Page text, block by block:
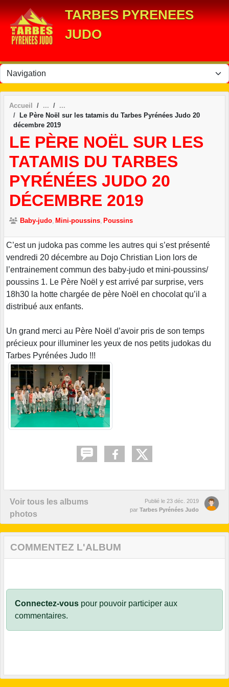
TARBES PYRENEES
JUDO
Accueil
Le Père Noël sur les tatamis du Tarbes Pyrénées Judo 20
décembre 2019
LE PÈRE NOËL SUR LES
TATAMIS DU TARBES
PYRÉNÉES JUDO 20
DÉCEMBRE 2019
Baby-judo Mini-poussins Poussins
C’est un judoka pas comme les autres qui s’est présenté
vendredi 20 décembre au Dojo Christian Lion lors de
l’entrainement commun des baby-judo et mini-poussins/
poussins 1. Le Père Noël y est arrivé par surprise, vers
18h30 la hotte chargée de père Noël en chocolat qu’il a
distribué aux enfants.
Un grand merci au Père Noël d’avoir pris de son temps
précieux pour illuminer les yeux de nos petits judokas du
Tarbes Pyrénées Judo !!!
Voir tous les albums
photos
Publié le 23 déc. 2019
par Tarbes Pyrénées Judo
COMMENTEZ L'ALBUM
Connectez-vous pour pouvoir participer aux
commentaires.
Panneau de gestion des cookies